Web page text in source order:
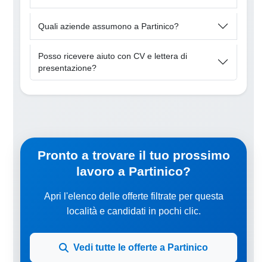
Quali aziende assumono a Partinico?
Posso ricevere aiuto con CV e lettera di
presentazione?
Pronto a trovare il tuo prossimo
lavoro a Partinico?
Apri l'elenco delle offerte filtrate per questa
località e candidati in pochi clic.
Vedi tutte le offerte a Partinico